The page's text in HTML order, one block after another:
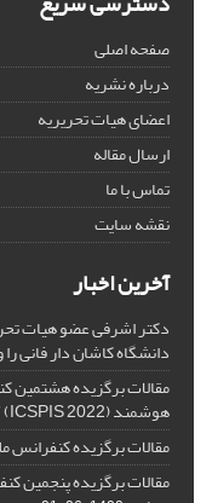
صفحه اصلی
درباره نشریه
اعضای هیات تحریریه
ارسال مقاله
تماس با ما
نقشه سایت
آخرین اخبار
دکتر اشرفی عضو هیات
دانشگاه کاشان دار فانی
مقالات برگزیده
هوشمند (ICSPIS 2022)
مقالات برگزیده
مقالات برگزیده پنجمین